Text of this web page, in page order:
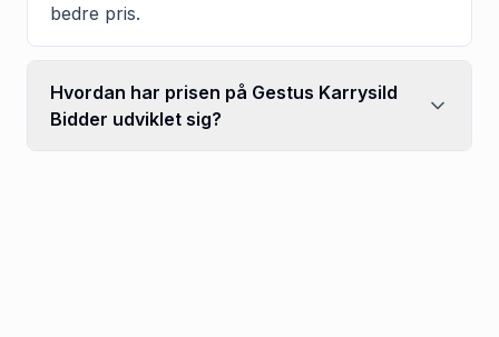
bedre pris.
Hvordan har prisen på Gestus Karrysild
Bidder udviklet sig?